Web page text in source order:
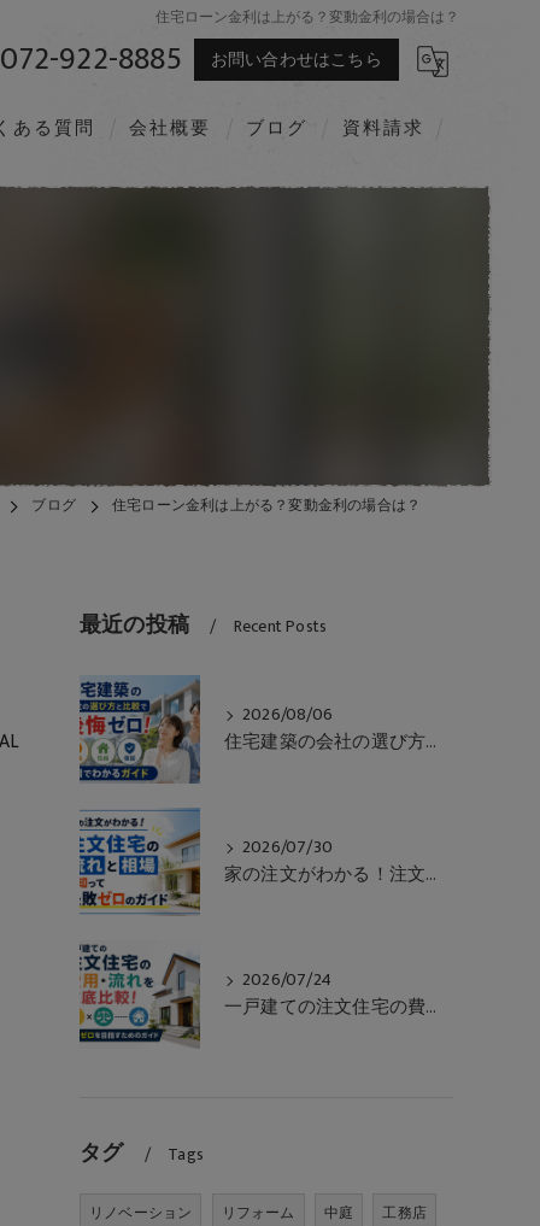
住宅ローン金利は上がる？変動金利の場合は？
072-922-8885 お問い合わせはこちら
ある質問 会社概要 ブログ 資料請求
ブログ 住宅ローン金利は上がる？変動金利の場合は？
最近の投稿 Recent Posts
2026/08/06
住宅建築の会社の選び方と比較で後悔ゼロ！価格や性能や保証も一目でわかるガイド
2026/07/30
家の注文がわかる！注文住宅の流れと相場を知って失敗ゼロのガイド
2026/07/24
一戸建ての注文住宅の費用・流れを徹底比較！失敗ゼロを目指すためのガイド
タグ Tags
リノベーション リフォーム 中庭
工務店